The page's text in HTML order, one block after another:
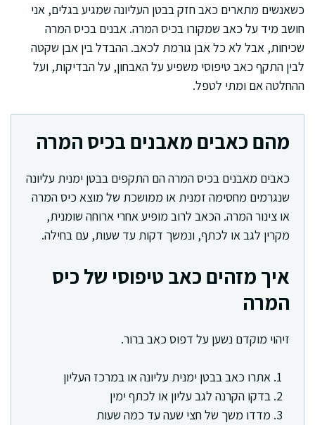
כשאנשים מתארים כאב חזק בבטן העליונה שמגיע בגלים, אני
חושב מיד על כאב שמקורו בכיס המרה. אבנים בכיס המרה
שכיחות, אבל לא כל אבן גורמת לכאב. ההבדל בין אבן שקטה
לבין התקף כאב טיפוסי משפיע על האבחון, על הבדיקות, ועל
ההחלטה אם ומתי לטפל.
מהם כאבים מאבנים בכיס המרה
כאבים מאבנים בכיס המרה הם התקפים בבטן ימנית עליונה
שנגרמים מחסימה זמנית או ממושכת של מוצא כיס המרה
או צינור המרה. הכאב לרוב מופיע אחרי ארוחה שומנית,
מקרין לגב או לכתף, ונמשך דקות עד שעות, עם בחילה.
איך מזהים כאב טיפוסי של כיס
המרה
זיהוי מוקדם נשען על דפוס כאב ברור.
אתרו כאב בבטן ימנית עליונה או במרכז העליון
בדקו הקרנה לגב עליון או לכתף ימין
מדדו משך של חצי שעה עד כמה שעות